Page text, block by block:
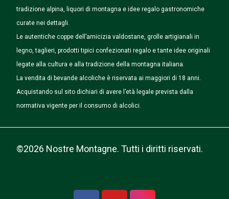
tradizione alpina, liquori di montagna e idee regalo gastronomiche
curate nei dettagli.
Le autentiche coppe dell’amicizia valdostane, grolle artigianali in
legno, taglieri, prodotti tipici confezionati regalo e tante idee originali
legate alla cultura e alla tradizione della montagna italiana.
La vendita di bevande alcoliche è riservata ai maggiori di 18 anni.
Acquistando sul sito dichiari di avere l’età legale prevista dalla
normativa vigente per il consumo di alcolici.
©2026 Nostre Montagne. Tutti i diritti riservati.